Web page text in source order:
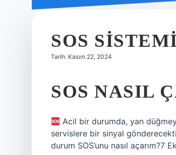
SOS
Tarih: Kasım 22, 2024
SOS NASIL
Acil bir durumda, yan
servislere bir sinyal
durum SOS’unu nasıl açarım?7